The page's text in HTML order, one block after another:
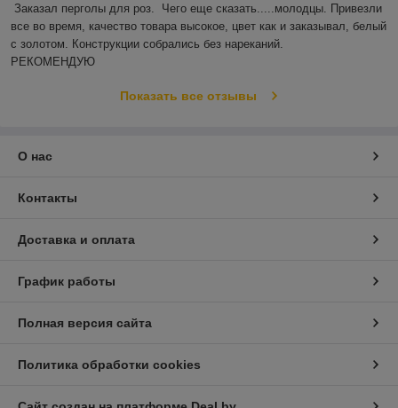
Заказал перголы для роз.  Чего еще сказать.....молодцы. Привезли
все во время, качество товара высокое, цвет как и заказывал, белый
с золотом. Конструкции собрались без нареканий.
РЕКОМЕНДУЮ
Показать все отзывы
О нас
Контакты
Доставка и оплата
График работы
Полная версия сайта
Политика обработки cookies